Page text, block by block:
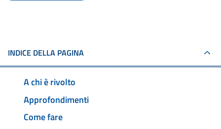
INDICE DELLA PAGINA
A chi è rivolto
Approfondimenti
Come fare